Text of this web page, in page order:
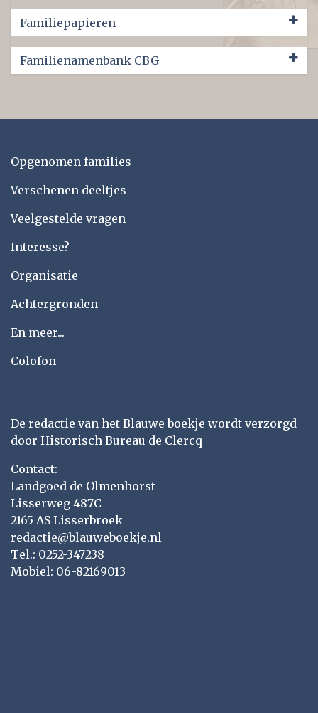
Familiepapieren
Familienamenbank CBG
Opgenomen families
Verschenen deeltjes
Veelgestelde vragen
Interesse?
Organisatie
Achtergronden
En meer...
Colofon
De redactie van het Blauwe boekje wordt verzorgd
door Historisch Bureau de Clercq
Contact:
Landgoed de Olmenhorst
Lisserweg 487C
2165 AS Lisserbroek
redactie@blauweboekje.nl
Tel.: 0252-347238
Mobiel: 06-82169013